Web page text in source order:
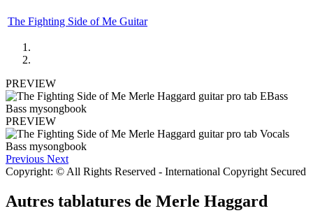
The Fighting Side of Me Guitar
PREVIEW
PREVIEW
Previous Next
Copyright: © All Rights Reserved - International Copyright Secured
Autres tablatures de Merle Haggard